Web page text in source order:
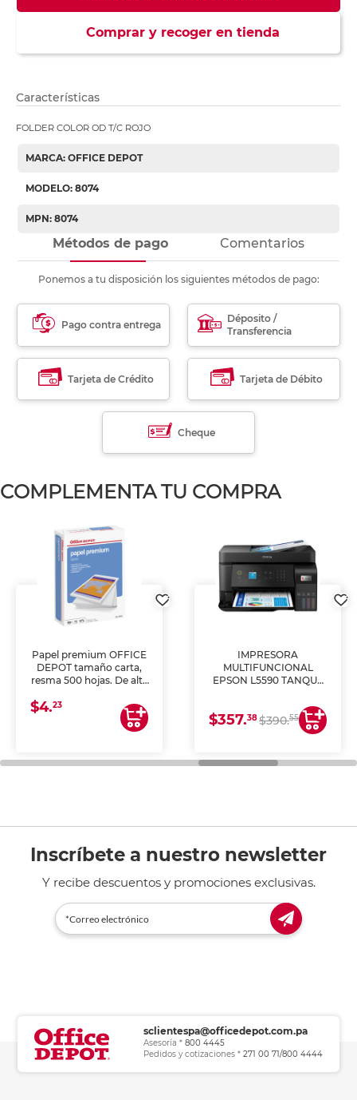
Comprar y recoger en tienda
Características
FOLDER COLOR OD T/C ROJO
MARCA: OFFICE DEPOT
MODELO: 8074
MPN: 8074
Métodos de pago Comentarios
Ponemos a tu disposición los siguientes métodos de pago:
Pago contra entrega
Déposito /
Transferencia
Tarjeta de Crédito Tarjeta de Débito
Cheque
COMPLEMENTA TU COMPRA
Papel premium OFFICE
DEPOT tamaño carta,
resma 500 hojas. De alta
uniforme, ideal para
impresoras de inyección
de tinta y láser,
general de oficina.
$4.23
IMPRESORA
MULTIFUNCIONAL
EPSON L5590 TANQUE
COPIA Y ESCANEA)
$357.38$390.55
Inscríbete a nuestro newsletter
Y recibe descuentos y promociones exclusivas.
sclientespa@officedepot.com.pa
Asesoría * 800 4445
Pedidos y cotizaciones * 271 00 71/800 4444